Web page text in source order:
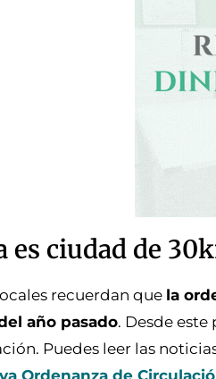
es ciudad de
recuerdan que la
año pasado. Desde
Puedes leer las